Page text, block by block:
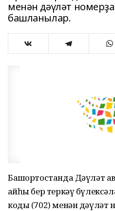
менән дәүләт
башланылар.
Башҡортостанда Дәүләт
ҡайһы бер теркәү
коды (702) менән дәүләт